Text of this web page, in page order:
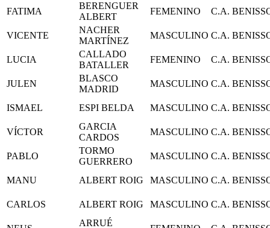
FATIMA
BERENGUER
ALBERT
FEMENINO C.A.
VICENTE
NACHER
MARTÍNEZ
MASCULINO C.A.
LUCIA
CALLADO
BATALLER
FEMENINO C.A.
JULEN
BLASCO
MADRID
MASCULINO C.A.
ISMAEL ESPI BELDA MASCULINO C.A.
VÍCTOR
GARCIA
CARDOS
MASCULINO C.A.
PABLO
TORMO
GUERRERO
MASCULINO C.A.
MANU ALBERT ROIG MASCULINO C.A.
CARLOS ALBERT ROIG MASCULINO C.A.
ARRUÉ